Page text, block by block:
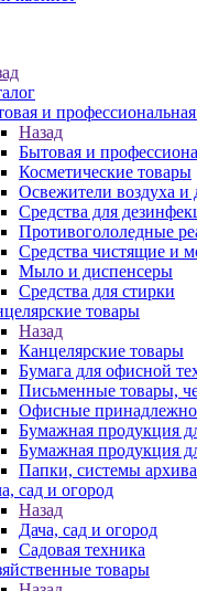
и
Назад
Бытовая и
Косметические товары
Освежители воздуха и
Средства для
Противогололедные
Средства чистящие и
Мыло и диспенсеры
Средства для стирки
товары
Назад
Канцелярские товары
Бумага для офисной
Письменные товары,
Офисные
Бумажная продукция
Бумажная продукция
Папки, системы
сад и огород
Назад
Дача, сад и огород
Садовая техника
товары